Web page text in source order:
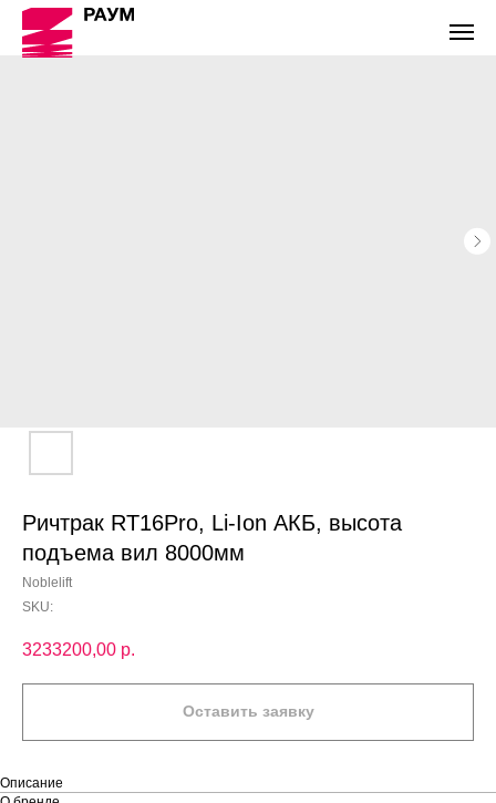
Ричтрак RT16Pro, Li-Ion АКБ, высота
подъема вил 8000мм
Noblelift
SKU:
3233200,00 р.
Оставить заявку
Описание